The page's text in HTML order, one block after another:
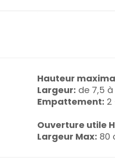
Hauteur
Largeur: de 7,5
Empattement: 2
Ouverture utile
Largeur Max: 80